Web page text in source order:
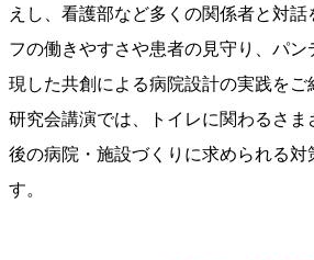
えし、看護部など多くの関係者と対
フの働きやすさや患者の見守り、パ
現した共創による病院設計の実践をご
研究会講演では、トイレに関わるさま
後の病院・施設づくりに求められる対
す。